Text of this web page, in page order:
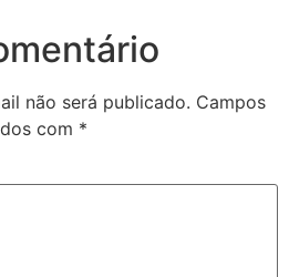
não será publicado. Campos
com *